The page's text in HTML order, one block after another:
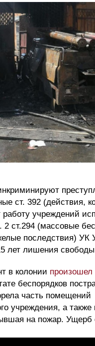
ст. 392 (действия,
работу учреждений
2 ст.294 (массовые
последствия) УК
лет лишения
в колонии
беспорядков
часть помещений
учреждения, а также
на пожар. Ущерб